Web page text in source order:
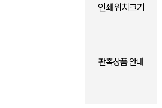
인쇄위치크기
판촉상품 안내